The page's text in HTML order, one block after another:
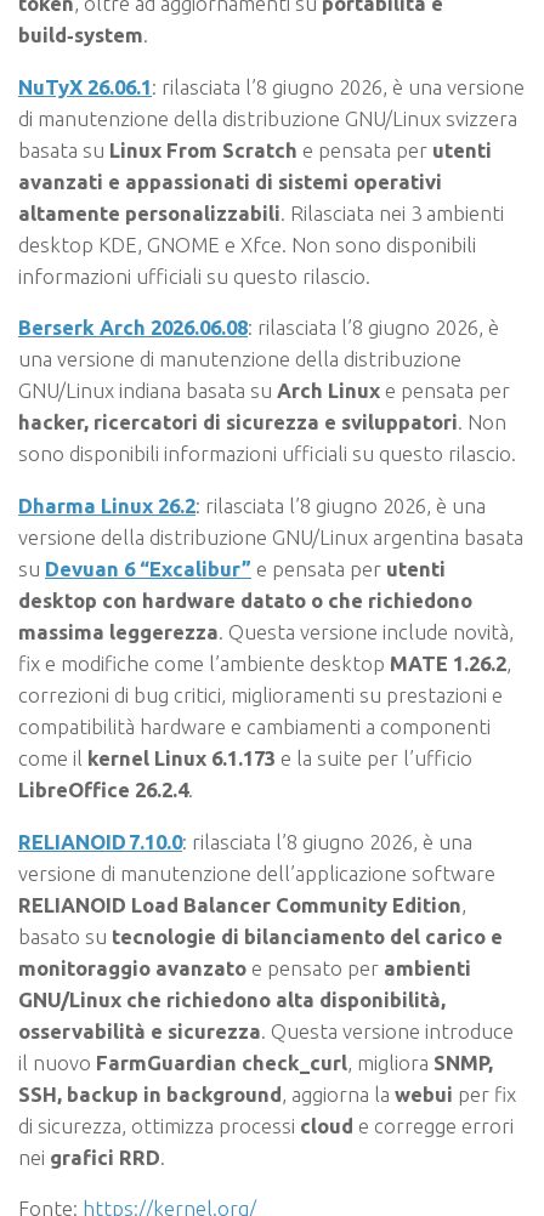
build‑system.
NuTyX 26.06.1: rilasciata l’8 giugno 2026, è una versione
di manutenzione della distribuzione GNU/Linux svizzera
basata su Linux From Scratch e pensata per utenti
avanzati e appassionati di sistemi operativi
altamente personalizzabili . Rilasciata nei 3 ambienti
desktop KDE, GNOME e Xfce. Non sono disponibili
informazioni ufficiali su questo rilascio.
Berserk Arch 2026.06.08: rilasciata l’8 giugno 2026, è
una versione di manutenzione della distribuzione
GNU/Linux indiana basata su Arch Linux e pensata per
hacker, ricercatori di sicurezza e sviluppatori. Non
sono disponibili informazioni ufficiali su questo rilascio.
Dharma Linux 26.2: rilasciata l’8 giugno 2026, è una
versione della distribuzione GNU/Linux argentina basata
su Devuan 6 “Excalibur” e pensata per utenti
desktop con hardware datato o che richiedono
massima leggerezza. Questa versione include novità,
fix e modifiche come l’ambiente desktop MATE 1.26.2,
correzioni di bug critici, miglioramenti su prestazioni e
compatibilità hardware e cambiamenti a componenti
come il kernel Linux 6.1.173 e la suite per l’ufficio
LibreOffice 26.2.4.
RELIANOID 7.10.0: rilasciata l’8 giugno 2026, è una
versione di manutenzione dell’applicazione software
RELIANOID Load Balancer Community Edition
basato su tecnologie di bilanciamento del carico e
monitoraggio avanzato e pensato per ambienti
GNU/Linux che richiedono alta disponibilità,
osservabilità e sicurezza . Questa versione introduce
il nuovo FarmGuardian check_curl , migliora SNMP,
SSH, backup in background , aggiorna la webui per fix
di sicurezza, ottimizza processi cloud e corregge errori
nei grafici RRD
Fonte: https://kernel.org/